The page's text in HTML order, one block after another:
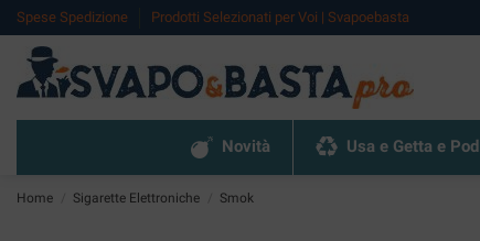
Spese Spedizione Prodotti Selezionati per Voi | Svapoebasta
Novità Usa e Getta e Pod
Home Sigarette Elettroniche Smok